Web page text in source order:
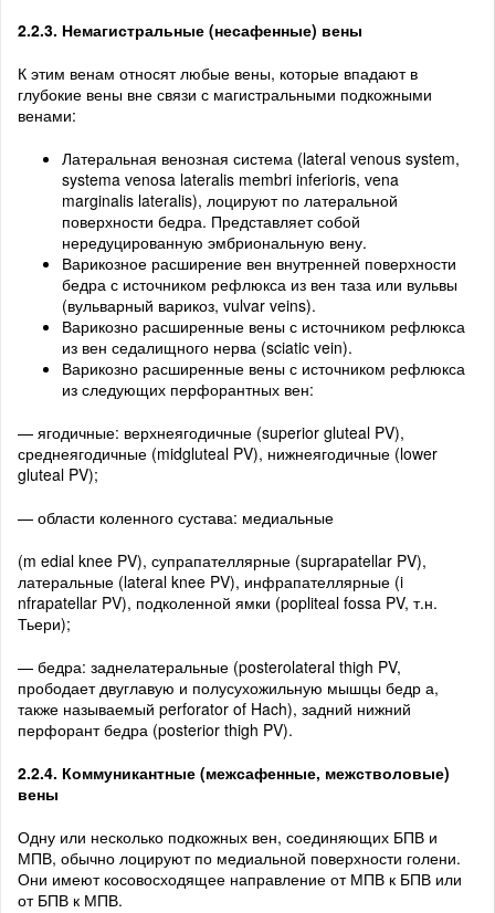
2.2.3. Немагистральные (несафенные) вены
К этим венам относят любые вены, которые впадают в
глубокие вены вне связи с магистральными подкожными
венами:
Латеральная венозная система (lateral venous system,
systema venosa lateralis membri inferioris, vena
marginalis lateralis), лоцируют по латеральной
поверхности бедра. Представляет собой
нередуцированную эмбриональную вену.
Варикозное расширение вен внутренней поверхности
бедра с источником рефлюкса из вен таза или вульвы
(вульварный варикоз, vulvar veins).
Варикозно расширенные вены с источником рефлюкса
из вен седалищного нерва (sciatic vein).
Варикозно расширенные вены с источником рефлюкса
из следующих перфорантных вен:
— ягодичные: верхнеягодичные (superior gluteal PV),
среднеягодичные (midgluteal PV), нижнеягодичные (lower
gluteal PV);
— области коленного сустава: медиальные
(m edial knee PV), супрапателлярные (suprapatellar PV),
латеральные (lateral knee PV), инфрапателлярные (i
nfrapatellar PV), подколенной ямки (popliteal fossa PV, т.н.
Тьери);
— бедра: заднелатеральные (posterolateral thigh PV,
прободает двуглавую и полусухожильную мышцы бедр а,
также называемый perforator of Hach), задний нижний
перфорант бедра (posterior thigh PV).
2.2.4. Коммуникантные (межсафенные, межстволовые)
вены
Одну или несколько подкожных вен, соединяющих БПВ и
МПВ, обычно лоцируют по медиальной поверхности голени.
Они имеют косовосходящее направление от МПВ к БПВ или
от БПВ к МПВ.